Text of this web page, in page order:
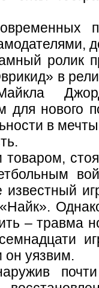
ролик
в
нового
в
известный
– травма
он уязвим.
почти